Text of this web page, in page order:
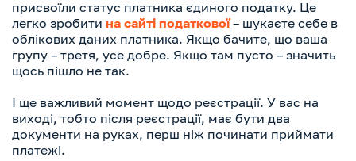
присвоїли статус платника єдиного податку. Це
легко зробити на сайті податкової – шукаєте себе в
облікових даних платника. Якщо бачите, що ваша
групу – третя, усе добре. Якщо там пусто – значить
щось пішло не так.
І ще важливий момент щодо реєстрації. У вас на
виході, тобто після реєстрації, має бути два
документи на руках, перш ніж починати приймати
платежі.